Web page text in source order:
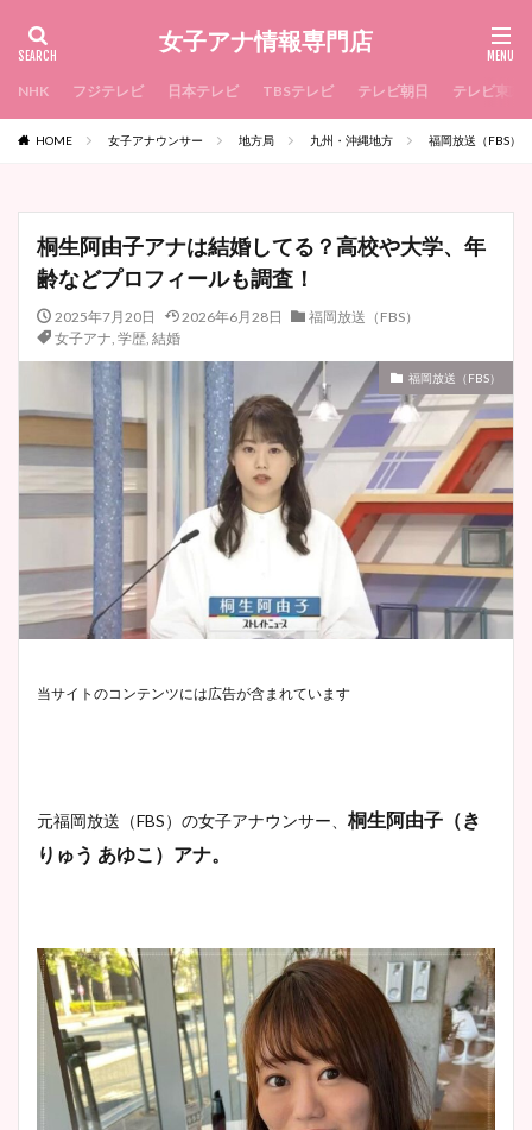
女子アナ情報専門店
NHK フジテレビ 日本テレビ TBSテレビ テレビ朝日 テレビ東京
HOME 女子アナウンサー 地方局 九州・沖縄地方 福岡放送（FBS）
桐生阿由子アナは結婚してる？高校や大学、年
齢などプロフィールも調査！
2025年7月20日 2026年6月28日
福岡放送（FBS）
女子アナ, 学歴, 結婚
福岡放送（FBS）
当サイトのコンテンツには広告が含まれています
元福岡放送（FBS） の女子アナウンサー、 桐生阿由子（き
りゅう あゆこ）アナ。